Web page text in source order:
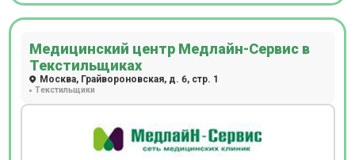
Медицинский центр Медлайн-Сервис в
Текстильщиках
Москва, Грайвороновская, д. 6, стр. 1
Текстильщики